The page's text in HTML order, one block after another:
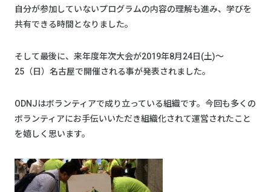
自分が参加していないプログラムの内容の理解も進み、学びを
共有できる時間となりました。
そして最後に、来年度年次大会が2019年8月24日(土)～
25（日）名古屋で開催される事が発表されました。
ODNJはボランティアで成り立っている組織です。今回も多くの
ボランティアにお手伝いいただき組織化されて運営されたこと
を嬉しく思います。